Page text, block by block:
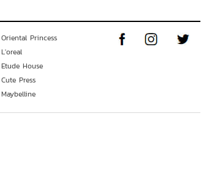
Oriental Princess
L'oreal
Etude House
Cute Press
Maybelline